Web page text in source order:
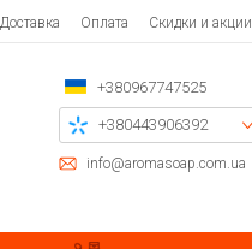
Доставка Оплата Скидки и акции
+380967747525
+380443906392
+380504785777
Перезвоните мне
info@aromasoap.com.ua